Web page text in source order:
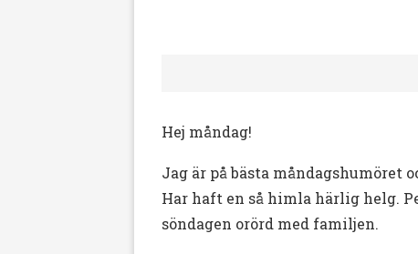
Hej måndag!
Jag är på bästa måndagshumöret
Har haft en så himla härlig helg.
söndagen orörd med familjen.